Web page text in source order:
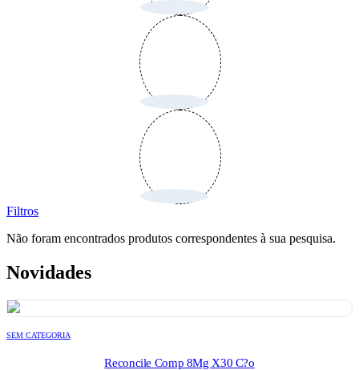
Filtros
Não foram encontrados produtos correspondentes à sua pesquisa.
Novidades
SEM CATEGORIA
Reconcile Comp 8Mg X30 C?o